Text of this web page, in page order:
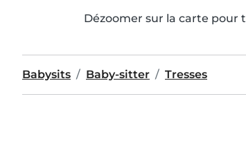
Dézoomer sur la carte pour
Babysits Baby-sitter Tresses